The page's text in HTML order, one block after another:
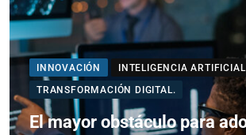
INNOVACIÓN
INTELIGENCIA ARTIFICIAL
TRANSFORMACIÓN DIGITAL.
El mayor obstáculo para